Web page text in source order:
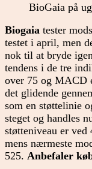
BioGaia på
Biogaia tester
testet i april, men
nok til at bryde
tendens i de tre
over 75 og MACD
det glidende
som en støttelinie
steget og handles
støtteniveau er ved
mens nærmeste
525. Anbefaler